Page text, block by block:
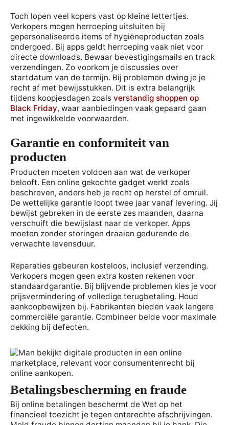
Toch lopen veel kopers vast op kleine lettertjes.
Verkopers mogen herroeping uitsluiten bij
gepersonaliseerde items of hygiëneproducten zoals
ondergoed. Bij apps geldt herroeping vaak niet voor
directe downloads. Bewaar bevestigingsmails en track
verzendingen. Zo voorkom je discussies over
startdatum van de termijn. Bij problemen dwing je je
recht af met bewijsstukken. Dit is extra belangrijk
tijdens koopjesdagen zoals verstandig shoppen op
Black Friday, waar aanbiedingen vaak gepaard gaan
met ingewikkelde voorwaarden.
Garantie en conformiteit van
producten
Producten moeten voldoen aan wat de verkoper
belooft. Een online gekochte gadget werkt zoals
beschreven, anders heb je recht op herstel of omruil.
De wettelijke garantie loopt twee jaar vanaf levering. Jij
bewijst gebreken in de eerste zes maanden, daarna
verschuift die bewijslast naar de verkoper. Apps
moeten zonder storingen draaien gedurende de
verwachte levensduur.
Reparaties gebeuren kosteloos, inclusief verzending.
Verkopers mogen geen extra kosten rekenen voor
standaardgarantie. Bij blijvende problemen kies je voor
prijsvermindering of volledige terugbetaling. Houd
aankoopbewijzen bij. Fabrikanten bieden vaak langere
commerciële garantie. Combineer beide voor maximale
dekking bij defecten.
Betalingsbescherming en fraude
Bij online betalingen beschermt de Wet op het
financieel toezicht je tegen onterechte afschrijvingen.